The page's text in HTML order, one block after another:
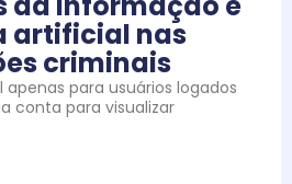
artificial nas
criminais
para usuários logados
conta para visualizar